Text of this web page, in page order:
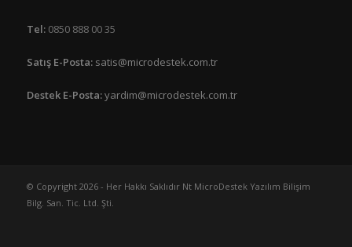
Tel:0850 888 00 35
Satış E-Posta: satis@microdestek.com.tr
Destek E-Posta:yardim@microdestek.com.tr
© Copyright 2026 - Her Hakkı Saklıdır Nt MicroDestek Yazılım Bilişim
Bilg. San. Tic. Ltd. Şti.